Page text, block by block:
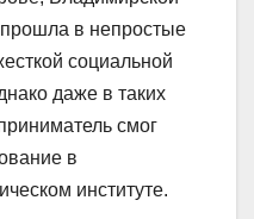
в непростые
социальной
даже в таких
смог
в
институте.